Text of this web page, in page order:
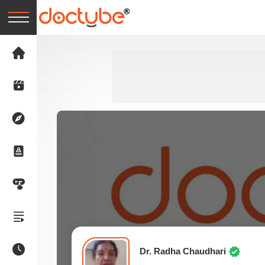
Dr. Radha Chaudhari